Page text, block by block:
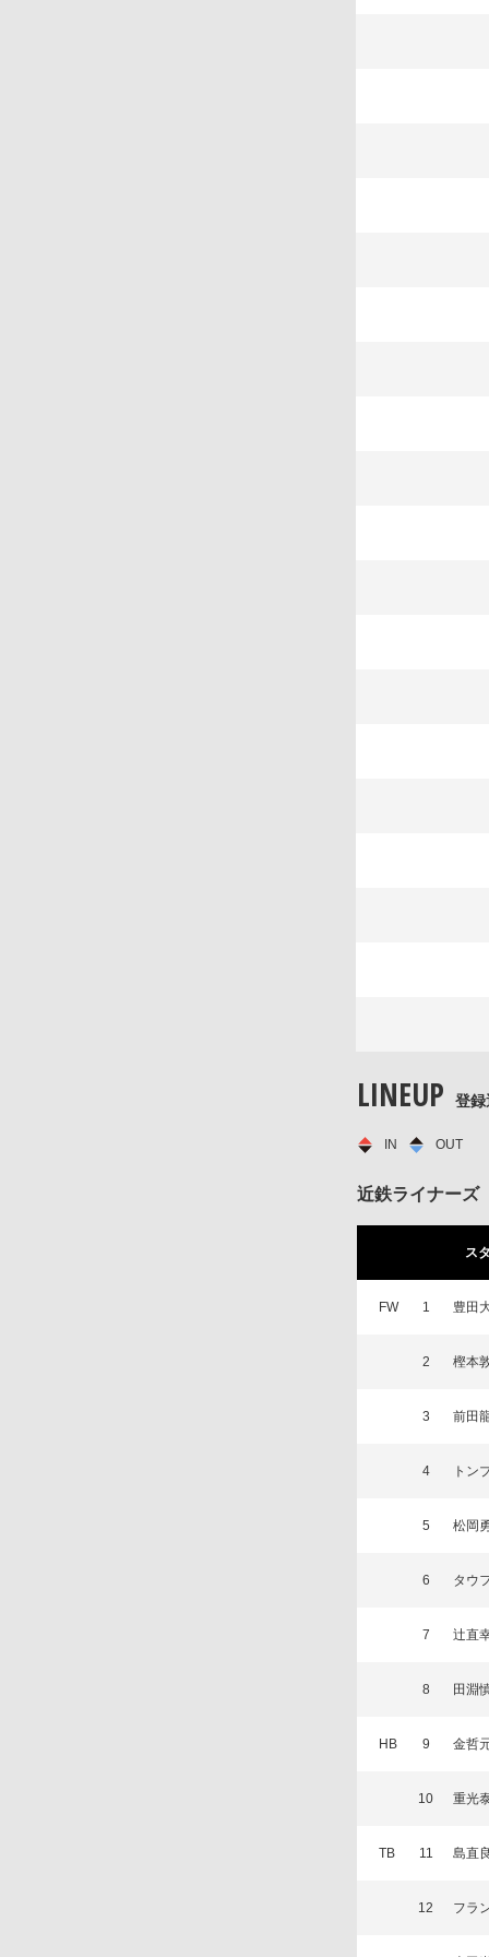
LINEUP 登
IN OUT
近鉄ライナーズ
ス
FW 1 豊田
2 樫本
3 前田
4 トン
5 松岡
6 タウ
7 辻直
8 田淵
HB 9 金哲
10 重光
TB 11 島直
12 フラ